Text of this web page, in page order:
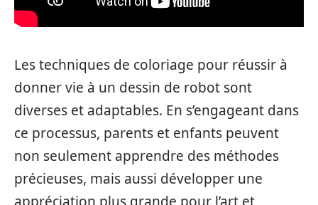
Les techniques de coloriage pour réussir à
donner vie à un dessin de robot sont
diverses et adaptables. En s’engageant dans
ce processus, parents et enfants peuvent
non seulement apprendre des méthodes
précieuses, mais aussi développer une